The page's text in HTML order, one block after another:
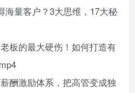
量客户？3大思维，17大秘
板的最大硬伤！如何打造有
酬激励体系，把高管变成独